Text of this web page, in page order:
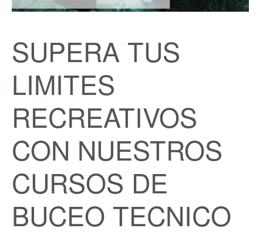
SUPERA TUS
LIMITES
RECREATIVOS
CON NUESTROS
CURSOS DE
BUCEO TECNICO